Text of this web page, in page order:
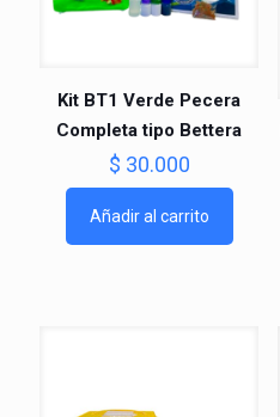
Kit BT1 Verde Pecera
Completa tipo Bettera
$ 30.000
Añadir al carrito